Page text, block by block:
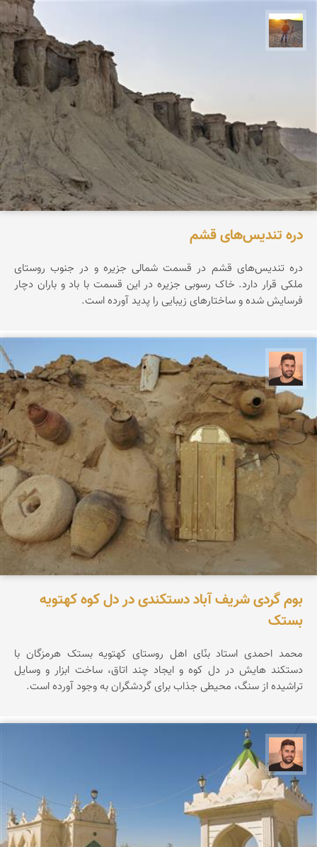
دره تندیس‌های قشم
دره تندیس‌های قشم در قسمت شمالی جزیره و در جنوب روستای
ملکی قرار دارد. خاک رسوبی جزیره در این قسمت با باد و باران دچار
فرسایش شده و ساختارهای زیبایی را پدید آورده است.
ابراهیم رفیعی
بوم گردی شریف آباد دستکندی در دل کوه کهتویه
بستک
محمد احمدی استاد بنّای اهل روستای کهتویه بستک هرمزگان با
دستکند هایش در دل کوه و ایجاد چند اتاق، ساخت ابزار و وسایل
تراشیده از سنگ، محیطی جذاب برای گردشگران به وجود آورده است.
ابراهیم رفیعی